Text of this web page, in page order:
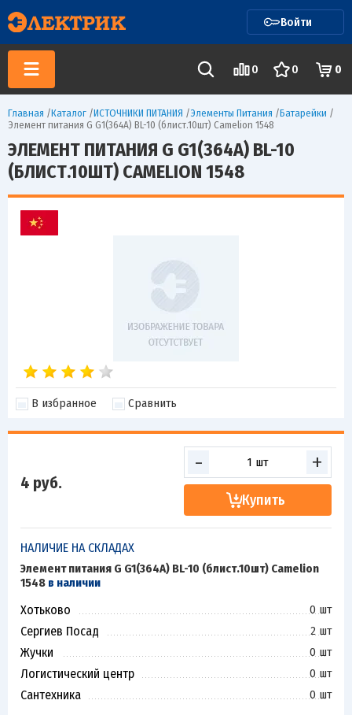
Войти
0 0 0
Главная /Каталог /ИСТОЧНИКИ ПИТАНИЯ /Элементы Питания /Батарейки /
Элемент питания G G1(364A) BL-10 (блист.10шт) Camelion 1548
ЭЛЕМЕНТ ПИТАНИЯ G G1(364A) BL-10
(БЛИСТ.10ШТ) CAMELION 1548
В избранное Сравнить
4 руб.
- +
Купить
НАЛИЧИЕ НА СКЛАДАХ
Элемент питания G G1(364A) BL-10 (блист.10шт) Camelion
1548 в наличии
Хотьково 0 шт
Сергиев Посад 2 шт
Жучки 0 шт
Логистический центр 0 шт
Сантехника 0 шт